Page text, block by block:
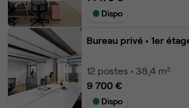
Dispo
Bureau privé • 1er
12 postes • 38,4 m²
9 700 €
Dispo